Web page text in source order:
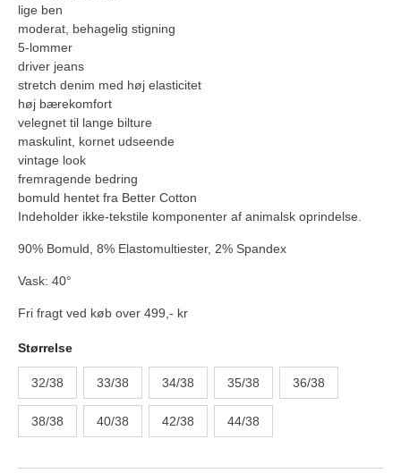
lige ben
moderat, behagelig stigning
5-lommer
driver jeans
stretch denim med høj elasticitet
høj bærekomfort
velegnet til lange bilture
maskulint, kornet udseende
vintage look
fremragende bedring
bomuld hentet fra Better Cotton
Indeholder ikke-tekstile komponenter af animalsk oprindelse.
90% Bomuld, 8% Elastomultiester, 2% Spandex
Vask: 40°
Fri fragt ved køb over 499,- kr
Størrelse
32/38 33/38 34/38 35/38 36/38
38/38 40/38 42/38 44/38